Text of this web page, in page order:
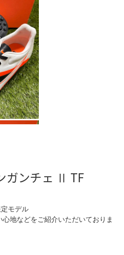
ガンチェ Ⅱ TF
モデル
地などをご紹介いただいておりま